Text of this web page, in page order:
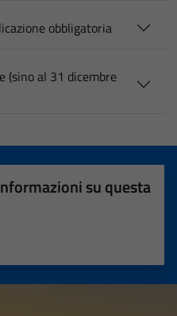
obbligatoria
(sino al 31 dicembre
su questa
su 5
5